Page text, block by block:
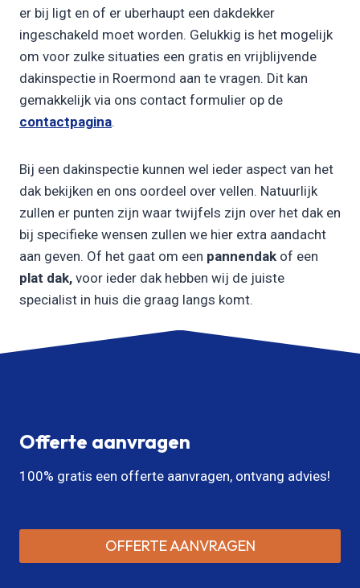
er bij ligt en of er uberhaupt een dakdekker
ingeschakeld moet worden. Gelukkig is het mogelijk
om voor zulke situaties een gratis en vrijblijvende
dakinspectie in Roermond aan te vragen. Dit kan
gemakkelijk via ons contact formulier op de
contactpagina.
Bij een dakinspectie kunnen wel ieder aspect van het
dak bekijken en ons oordeel over vellen. Natuurlijk
zullen er punten zijn waar twijfels zijn over het dak en
bij specifieke wensen zullen we hier extra aandacht
aan geven. Of het gaat om een pannendak of een
plat dak, voor ieder dak hebben wij de juiste
specialist in huis die graag langs komt.
Offerte aanvragen
100% gratis een offerte aanvragen, ontvang advies!
OFFERTE AANVRAGEN